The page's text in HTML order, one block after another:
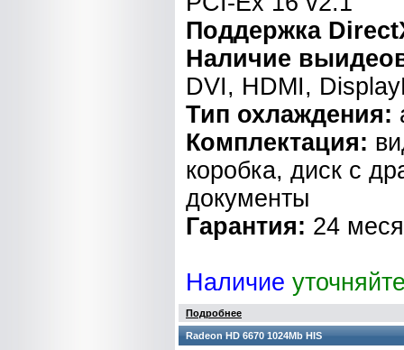
Поддержка
Наличие
DVI, HDMI,
Тип охлаждения:
Комплектация:
коробка, диск с
документы
Гарантия: 24
Наличие
Подробнее
Radeon HD 6670 1024Mb HIS